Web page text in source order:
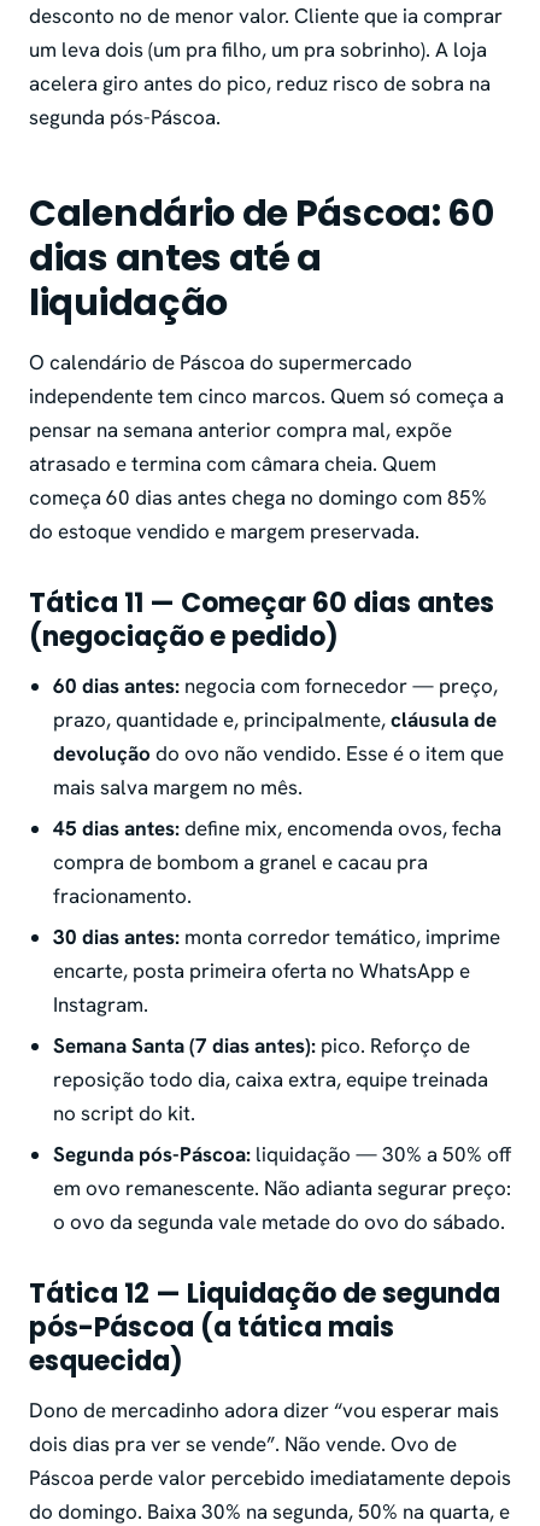
desconto no de menor valor. Cliente que ia comprar
um leva dois (um pra filho, um pra sobrinho). A loja
acelera giro antes do pico, reduz risco de sobra na
segunda pós-Páscoa.
Calendário de Páscoa: 60
dias antes até a
liquidação
O calendário de Páscoa do supermercado
independente tem cinco marcos. Quem só começa a
pensar na semana anterior compra mal, expõe
atrasado e termina com câmara cheia. Quem
começa 60 dias antes chega no domingo com 85%
do estoque vendido e margem preservada.
Tática 11 — Começar 60 dias antes
(negociação e pedido)
60 dias antes: negocia com fornecedor — preço,
prazo, quantidade e, principalmente,cláusula de
devolução do ovo não vendido. Esse é o item que
mais salva margem no mês.
45 dias antes:define mix, encomenda ovos, fecha
compra de bombom a granel e cacau pra
fracionamento.
30 dias antes: monta corredor temático, imprime
encarte, posta primeira oferta no WhatsApp e
Instagram.
Semana Santa (7 dias antes): pico. Reforço de
reposição todo dia, caixa extra, equipe treinada
no script do kit.
Segunda pós-Páscoa: liquidação — 30% a 50% off
em ovo remanescente. Não adianta segurar preço:
o ovo da segunda vale metade do ovo do sábado.
Tática 12 — Liquidação de segunda
pós-Páscoa (a tática mais
esquecida)
Dono de mercadinho adora dizer “vou esperar mais
dois dias pra ver se vende”. Não vende. Ovo de
Páscoa perde valor percebido imediatamente depois
do domingo. Baixa 30% na segunda, 50% na quarta, e